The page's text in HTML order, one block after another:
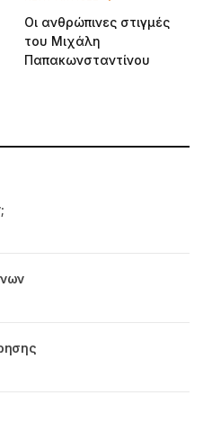
Oι ανθρώπινες στιγμές
του Mιχάλη
Παπακωνσταντίνου